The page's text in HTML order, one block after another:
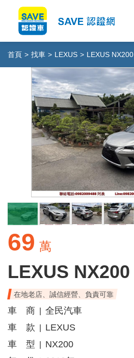
首頁 > 找車 > LEXUS > LEXUS NX200
69 萬
LEXUS NX200
在地老店、誠信經營、負責可靠
車 商
全民汽車
車 款
LEXUS
車 型
NX200